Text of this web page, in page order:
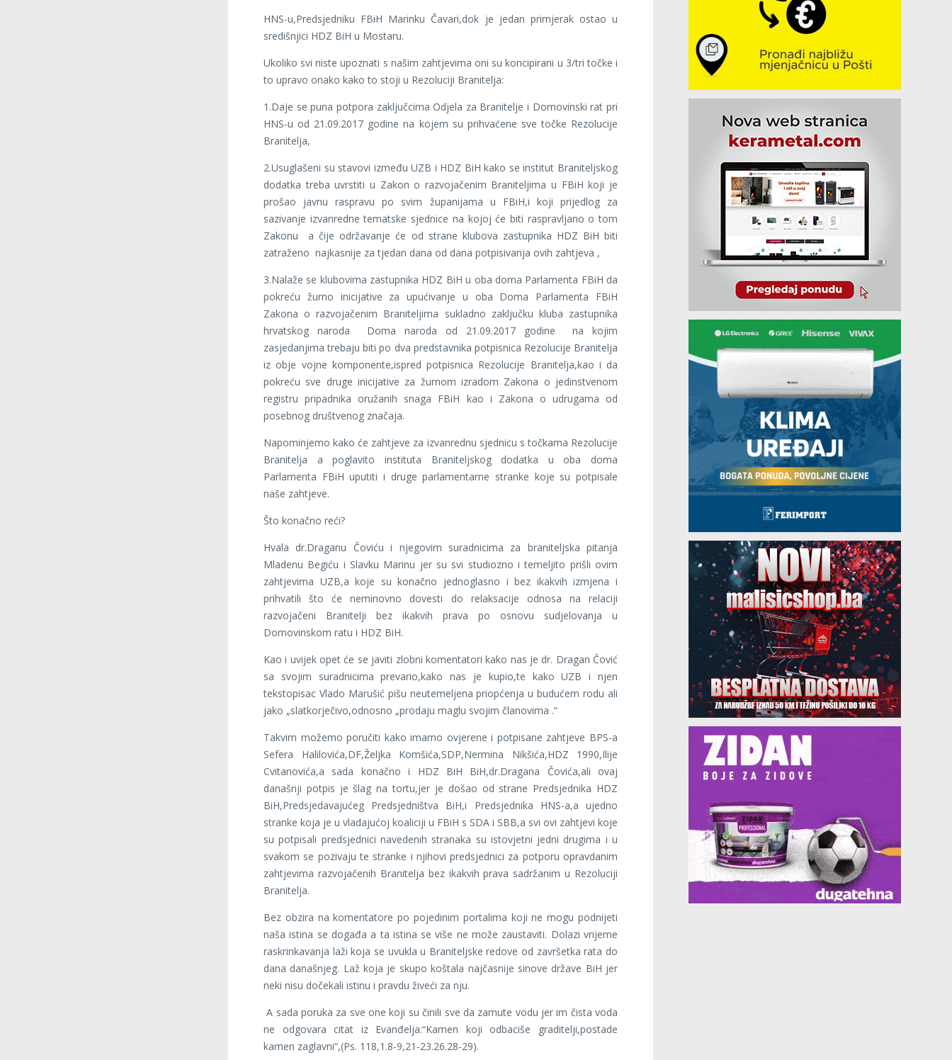
HNS-u,Predsjedniku FBiH Marinku Čavari,dok je jedan primjerak ostao u
središnjici HDZ BiH u Mostaru.
Ukoliko svi niste upoznati s našim zahtjevima oni su koncipirani u 3/tri točke i
to upravo onako kako to stoji u Rezoluciji Branitelja:
1.Daje se puna potpora zaključcima Odjela za Branitelje i Domovinski rat pri
HNS-u od 21.09.2017 godine na kojem su prihvaćene sve točke Rezolucije
Branitelja,
2.Usuglašeni su stavovi između UZB i HDZ BiH kako se institut Braniteljskog
dodatka treba uvrstiti u Zakon o razvojačenim Braniteljima u FBiH koji je
prošao javnu raspravu po svim županijama u FBiH,i koji prijedlog za
sazivanje izvanredne tematske sjednice na kojoj će biti raspravljano o tom
Zakonu a čije održavanje će od strane klubova zastupnika HDZ BiH biti
zatraženo najkasnije za tjedan dana od dana potpisivanja ovih zahtjeva ,
3.Nalaže se klubovima zastupnika HDZ BiH u oba doma Parlamenta FBiH da
pokreću žurno inicijative za upućivanje u oba Doma Parlamenta FBiH
Zakona o razvojačenim Braniteljima sukladno zaključku kluba zastupnika
hrvatskog naroda Doma naroda od 21.09.2017 godine na kojim
zasjedanjima trebaju biti po dva predstavnika potpisnica Rezolucije Branitelja
iz obje vojne komponente,ispred potpisnica Rezolucije Branitelja,kao i da
pokreću sve druge inicijative za žurnom izradom Zakona o jedinstvenom
registru pripadnika oružanih snaga FBiH kao i Zakona o udrugama od
posebnog društvenog značaja.
Napominjemo kako će zahtjeve za izvanrednu sjednicu s točkama Rezolucije
Branitelja a poglavito instituta Braniteljskog dodatka u oba doma
Parlamenta FBiH uputiti i druge parlamentarne stranke koje su potpisale
naše zahtjeve.
Što konačno reći?
Hvala dr.Draganu Čoviću i njegovim suradnicima za braniteljska pitanja
Mladenu Begiću i Slavku Marinu jer su svi studiozno i temeljito prišli ovim
zahtjevima UZB,a koje su konačno jednoglasno i bez ikakvih izmjena i
prihvatili što će neminovno dovesti do relaksacije odnosa na relaciji
razvojačeni Branitelji bez ikakvih prava po osnovu sudjelovanja u
Domovinskom ratu i HDZ BiH.
Kao i uvijek opet će se javiti zlobni komentatori kako nas je dr. Dragan Čović
sa svojim suradnicima prevario,kako nas je kupio,te kako UZB i njen
tekstopisac Vlado Marušić pišu neutemeljena priopćenja u budućem rodu ali
jako „slatkorječivo,odnosno „prodaju maglu svojim članovima .“
Takvim možemo poručiti kako imamo ovjerene i potpisane zahtjeve BPS-a
Sefera Halilovića,DF,Željka Komšića,SDP,Nermina Nikšića,HDZ 1990,Ilije
Cvitanovića,a sada konačno i HDZ BiH BiH,dr.Dragana Čovića,ali ovaj
današnji potpis je šlag na tortu,jer je došao od strane Predsjednika HDZ
BiH,Predsjedavajućeg Predsjedništva BiH,i Predsjednika HNS-a,a ujedno
stranke koja je u vladajućoj koaliciji u FBiH s SDA i SBB,a svi ovi zahtjevi koje
su potpisali predsjednici navedenih stranaka su istovjetni jedni drugima i u
svakom se pozivaju te stranke i njihovi predsjednici za potporu opravdanim
zahtjevima razvojačenih Branitelja bez ikakvih prava sadržanim u Rezoluciji
Branitelja.
Bez obzira na komentatore po pojedinim portalima koji ne mogu podnijeti
naša istina se događa a ta istina se više ne može zaustaviti. Dolazi vrijeme
raskrinkavanja laži koja se uvukla u Braniteljske redove od završetka rata do
dana današnjeg. Laž koja je skupo koštala najčasnije sinove države BiH jer
neki nisu dočekali istinu i pravdu živeći za nju.
A sada poruka za sve one koji su činili sve da zamute vodu jer im čista voda
ne odgovara citat iz Evanđelja:“Kamen koji odbaciše graditelji,postade
kamen zaglavni“,(Ps. 118,1.8-9,21-23.26.28-29).